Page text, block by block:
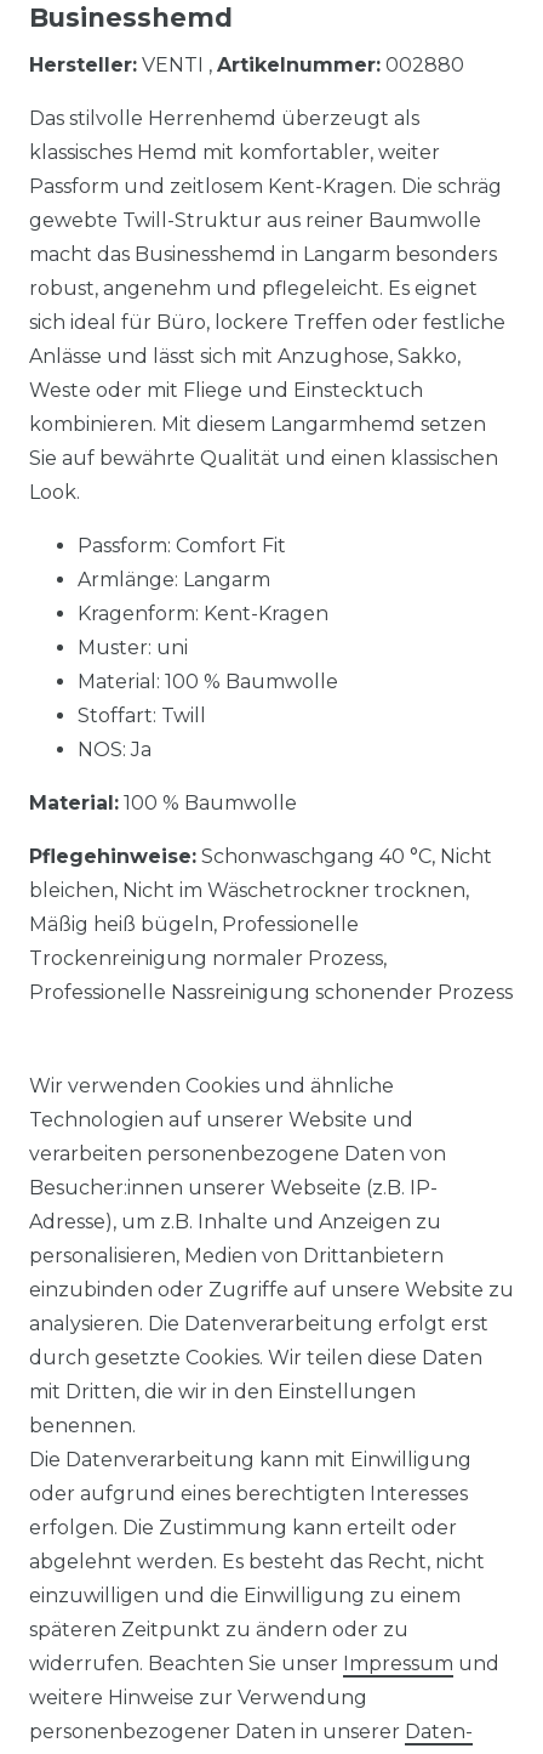
Businesshemd
Hersteller: VENTI , Artikelnummer: 002880
Das stilvolle Herrenhemd überzeugt als
klassisches Hemd mit komfortabler, weiter
Passform und zeitlosem Kent-Kragen. Die schräg
gewebte Twill-Struktur aus reiner Baumwolle
macht das Businesshemd in Langarm besonders
robust, angenehm und pflegeleicht. Es eignet
sich ideal für Büro, lockere Treffen oder festliche
Anlässe und lässt sich mit Anzughose, Sakko,
Weste oder mit Fliege und Einstecktuch
kombinieren. Mit diesem Langarmhemd setzen
Sie auf bewährte Qualität und einen klassischen
Look.
Passform: Comfort Fit
Armlänge: Langarm
Kragenform: Kent-Kragen
Muster: uni
Material: 100 % Baumwolle
Stoffart: Twill
NOS: Ja
Material: 100 % Baumwolle
Pflegehinweise: Schonwaschgang 40 °C, Nicht
bleichen, Nicht im Wäschetrockner trocknen,
Mäßig heiß bügeln, Professionelle
Trockenreinigung normaler Prozess,
Professionelle Nassreinigung schonender Prozess
Ähnlicher Artikel
Venti - Modern Fit - Herren
Langarm Business Hemd
(144262600)
UVP 49,99 €
ab 47,99 € *
inkl. ges. MwSt. Versandkosten
Impressum Daten­schutz­erklärung
Wir verwenden Cookies und ähnliche
Technologien auf unserer Website und
verarbeiten personenbezogene Daten von
Besucher:innen unserer Webseite (z.B. IP-
Adresse), um z.B. Inhalte und Anzeigen zu
personalisieren, Medien von Drittanbietern
einzubinden oder Zugriffe auf unsere Website zu
analysieren. Die Datenverarbeitung erfolgt erst
durch gesetzte Cookies. Wir teilen diese Daten
mit Dritten, die wir in den Einstellungen
benennen.
Die Datenverarbeitung kann mit Einwilligung
oder aufgrund eines berechtigten Interesses
erfolgen. Die Zustimmung kann erteilt oder
abgelehnt werden. Es besteht das Recht, nicht
einzuwilligen und die Einwilligung zu einem
späteren Zeitpunkt zu ändern oder zu
widerrufen. Beachten Sie unser Impressum und
weitere Hinweise zur Verwendung
personenbezogener Daten in unserer Daten­